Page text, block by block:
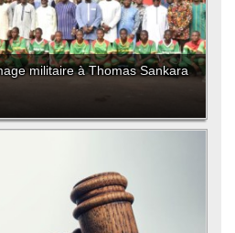
militaire à Thomas Sankara